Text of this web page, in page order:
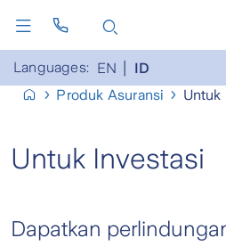
Languages: EN
ID
Produk Asuransi
Untuk
Untuk Investasi
Dapatkan